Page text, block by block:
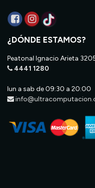
¿DÓNDE ESTAMOS?
Peatonal Ignacio Arieta
4441 1280
lun a sab de 09:30 a 20:00